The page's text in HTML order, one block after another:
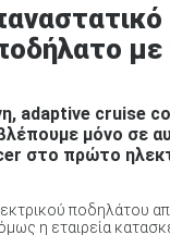
με
adaptive cruise
μόνο σε
στο πρώτο
ποδηλάτου
η εταιρεία